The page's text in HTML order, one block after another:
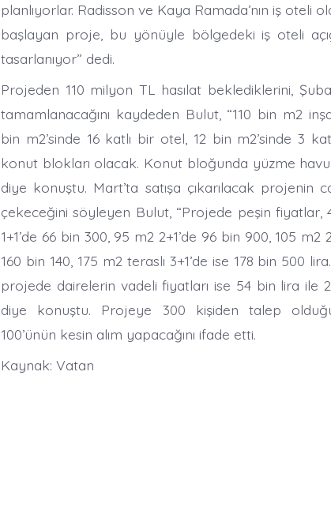
planlıyorlar. Radisson ve Kaya Ramada’nın iş
başlayan proje, bu yönüyle bölgedeki iş oteli
tasarlanıyor” dedi.
Projeden 110 milyon TL hasılat beklediklerini,
tamamlanacağını kaydeden Bulut, “110 bin m2
bin m2’sinde 16 katlı bir otel, 12 bin m2’sinde 3
konut blokları olacak. Konut bloğunda yüzme
diye konuştu. Mart’ta satışa çıkarılacak
çekeceğini söyleyen Bulut, “Projede peşin fiyatlar,
1+1’de 66 bin 300, 95 m2 2+1’de 96 bin 900, 105 m2
160 bin 140, 175 m2 teraslı 3+1’de ise 178 bin 500
projede dairelerin vadeli fiyatları ise 54 bin lira ile
diye konuştu. Projeye 300 kişiden talep
100’ünün kesin alım yapacağını ifade etti.
Kaynak: Vatan